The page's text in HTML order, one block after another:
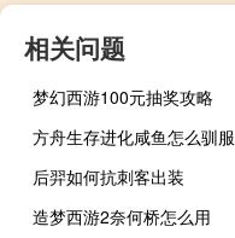
相关问题
梦幻西游100元抽奖攻略
方舟生存进化咸鱼怎么驯服
后羿如何抗刺客出装
造梦西游2奈何桥怎么用